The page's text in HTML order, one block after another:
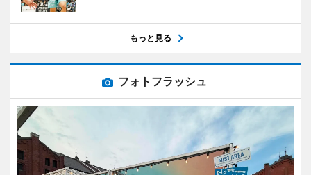
もっと見る
フォトフラッシュ